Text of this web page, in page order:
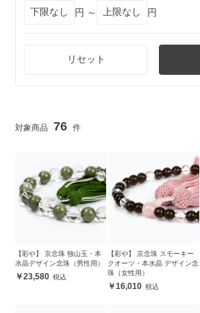
円 ～
円
リセット
76
【彩や】 京念珠 独山玉・本
水晶デザイン念珠（男性用）
23,580
【彩や】 京念珠 スモーキー
クオーツ・本水晶 デザイン念
珠（女性用）
16,010